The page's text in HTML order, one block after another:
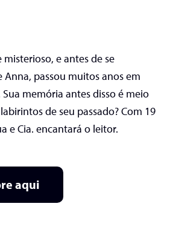
e antes de se
passou muitos anos em
memória antes disso é meio
de seu passado? Com 19
e Cia. encantará o leitor.
aqui